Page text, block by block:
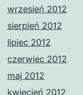
wrzesień 2012
sierpień 2012
lipiec 2012
czerwiec 2012
maj 2012
kwiecień 2012